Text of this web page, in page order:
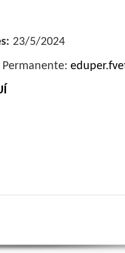
23/5/2024
Permanente: